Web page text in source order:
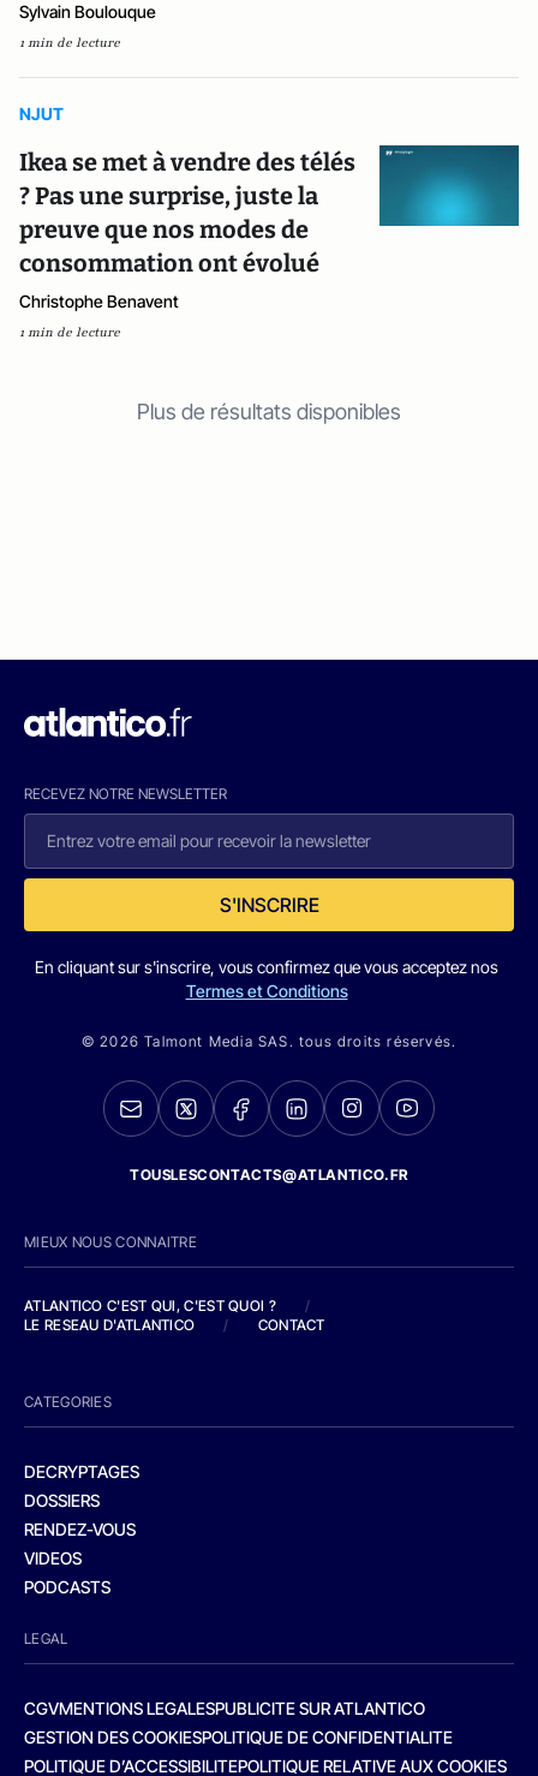
Sylvain Boulouque
1 min de lecture
NJUT
Ikea se met à vendre des télés
? Pas une surprise, juste la
preuve que nos modes de
consommation ont évolué
Christophe Benavent
1 min de lecture
Plus de résultats disponibles
RECEVEZ NOTRE NEWSLETTER
S'INSCRIRE
En cliquant sur s'inscrire, vous confirmez que vous acceptez nos
Termes et Conditions
© 2026 Talmont Media SAS. tous droits réservés.
TOUSLESCONTACTS@ATLANTICO.FR
MIEUX NOUS CONNAITRE
ATLANTICO C'EST QUI, C'EST QUOI ?
/
LE RESEAU D'ATLANTICO
/ CONTACT
CATEGORIES
DECRYPTAGES
DOSSIERS
RENDEZ-VOUS
VIDEOS
PODCASTS
LEGAL
CGVMENTIONS LEGALESPUBLICITE SUR ATLANTICO
GESTION DES COOKIESPOLITIQUE DE CONFIDENTIALITE
POLITIQUE D’ACCESSIBILITEPOLITIQUE RELATIVE AUX COOKIES